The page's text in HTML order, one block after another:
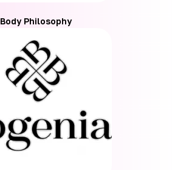
Body Philosophy